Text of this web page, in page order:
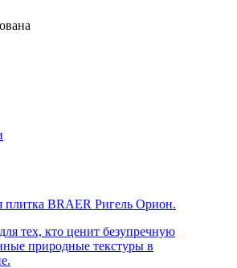
плитка BRAER Ригель Орион.
тех, кто ценит безупречную
природные текстуры в